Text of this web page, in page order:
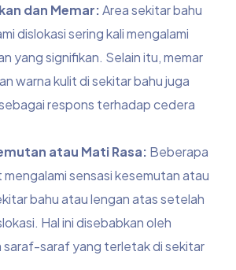
dan Memar:Area sekitar bahu
dislokasi sering kali mengalami
yang signifikan. Selain itu, memar
warna kulit di sekitar bahu juga
respons terhadap cedera
atau Mati Rasa: Beberapa
sensasi kesemutan atau
bahu atau lengan atas setelah
Hal ini disebabkan oleh
saraf-saraf yang terletak di sekitar